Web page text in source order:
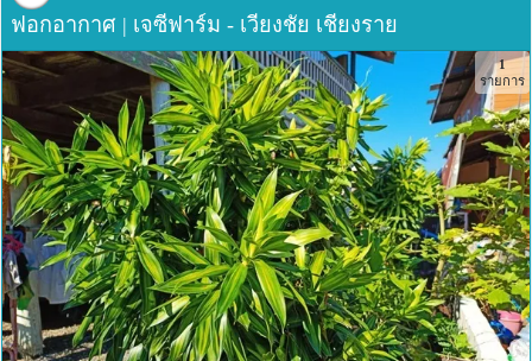
ฟอกอากาศ | เจซีฟาร์ม - เวียงชัย เชียงราย
1
รายการ